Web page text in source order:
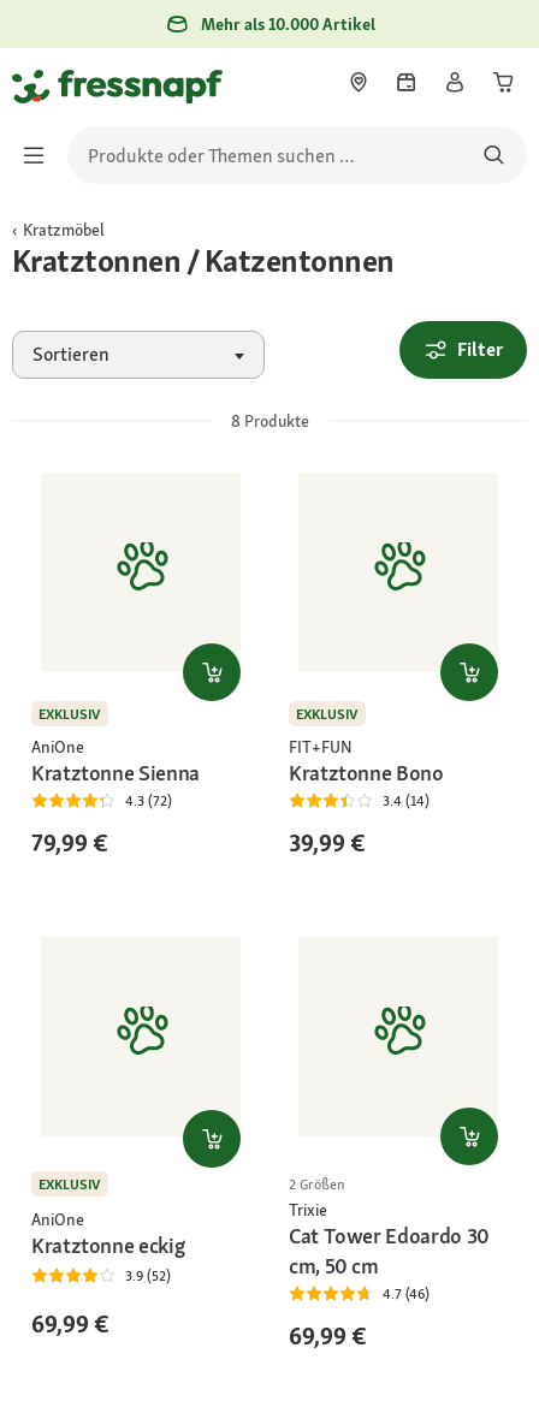
Mehr als 10.000 Artikel
Kratzmöbel
Kratztonnen / Katzentonnen
Sortieren Filter
8 Produkte
EXKLUSIV
AniOne
Kratztonne Sienna
4.3 (72)
79,99 €
EXKLUSIV
FIT+FUN
Kratztonne Bono
3.4 (14)
39,99 €
EXKLUSIV
AniOne
Kratztonne eckig
3.9 (52)
69,99 €
2 Größen
Trixie
Cat Tower Edoardo 30
cm, 50 cm
4.7 (46)
69,99 €